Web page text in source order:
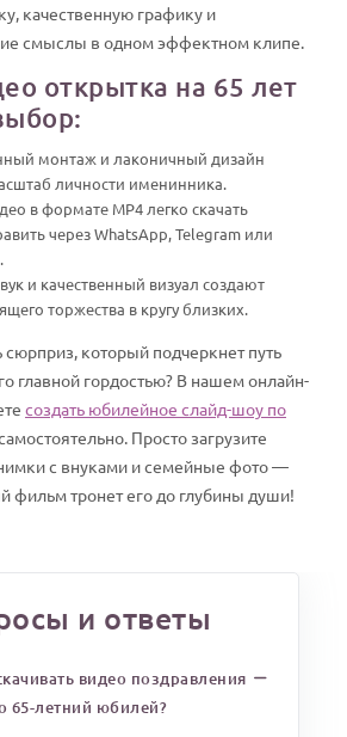
качественную графику и
смыслы в одном эффектном клипе.
открытка на 65 лет
монтаж и лаконичный дизайн
личности именинника.
в формате MP4 легко скачать
через WhatsApp, Telegram или
и качественный визуал создают
торжества в кругу близких.
сюрприз, который подчеркнет путь
главной гордостью? В нашем онлайн-
создать юбилейное слайд-шоу по
Просто загрузите
с внуками и семейные фото —
фильм тронет его до глубины души!
и ответы
видео поздравления
65-летний юбилей?